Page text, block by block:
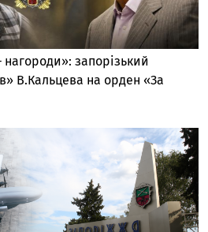
запорізький
В.Кальцева на орден «За